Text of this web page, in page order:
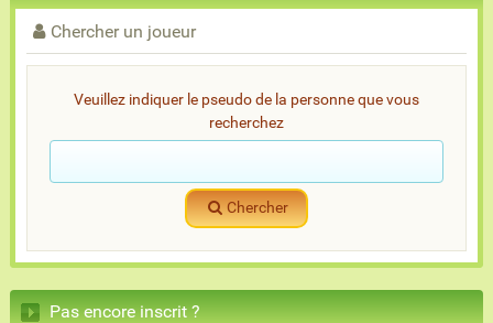
Chercher un joueur
Veuillez indiquer le pseudo de la personne que vous
recherchez
Chercher
Pas encore inscrit ?